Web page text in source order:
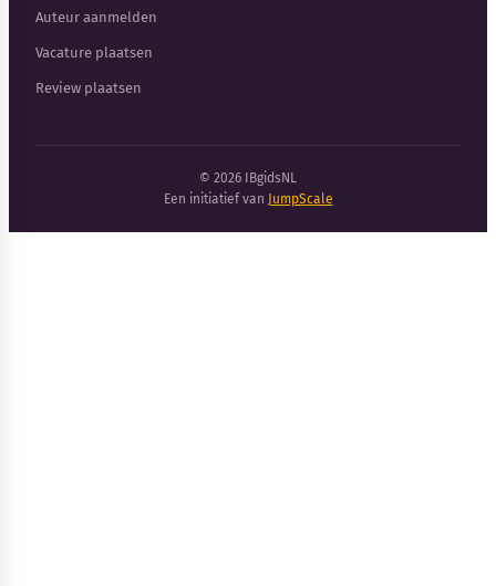
Auteur aanmelden
Vacature plaatsen
Review plaatsen
© 2026 IBgidsNL
Een initiatief van JumpScale